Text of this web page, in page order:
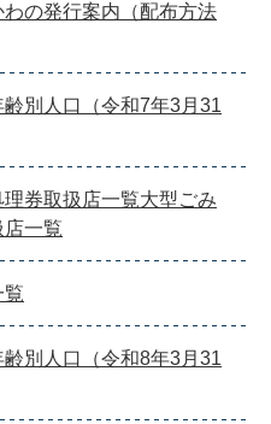
わの発行案内（配布方法
別人口（令和7年3月31
券取扱店一覧大型ごみ
一覧
覧
別人口（令和8年3月31